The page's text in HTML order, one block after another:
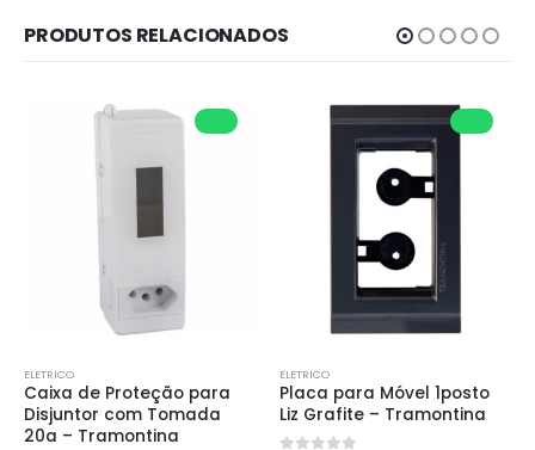
PRODUTOS RELACIONADOS
ELETRICO
Caixa de Proteção para
Disjuntor com Tomada
20a – Tramontina
ELETRICO
Placa para Móvel 1posto
Liz Grafite – Tramontina